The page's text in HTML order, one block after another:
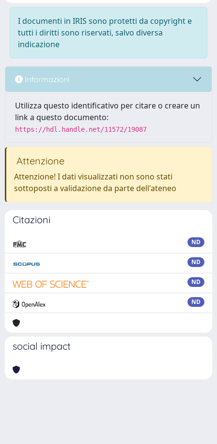
I documenti in IRIS sono protetti da copyright e
tutti i diritti sono riservati, salvo diversa
indicazione
Informazioni
Utilizza questo identificativo per citare o creare un
link a questo documento:
https://hdl.handle.net/11572/19087
Attenzione
Attenzione! I dati visualizzati non sono stati
sottoposti a validazione da parte dell'ateneo
Citazioni
ND
ND
ND
ND
social impact